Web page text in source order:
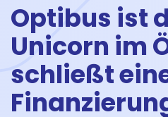
Optibus ist
Unicorn im
schließt